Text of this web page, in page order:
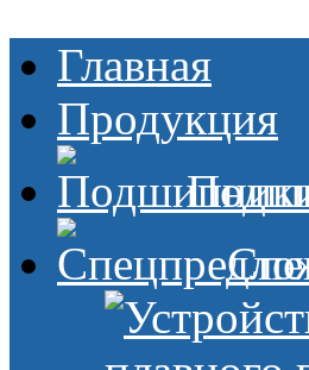
Главная
Продукция